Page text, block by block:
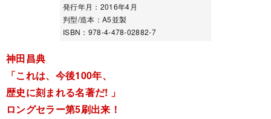
発行年月：2016年4月
判型/造本：A5並製
ISBN：978-4-478-02882-7
神田昌典
「これは、今後100年、
歴史に刻まれる名著だ! 」
ロングセラー第5刷出来！